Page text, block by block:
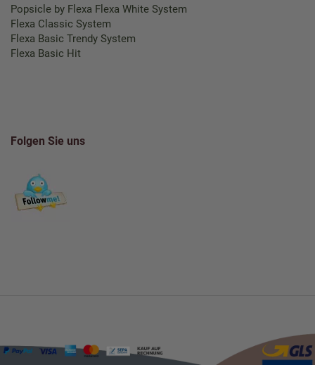
Popsicle by Flexa Flexa White System
Flexa Classic System
Flexa Basic Trendy System
Flexa Basic Hit
Folgen Sie uns